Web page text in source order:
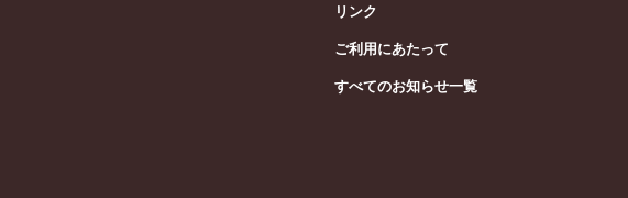
リンク
ご利用にあたって
すべてのお知らせ一覧